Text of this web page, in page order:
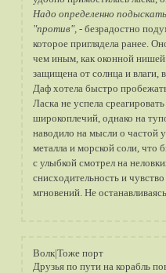
Надо определенно
"против", - безрадостно
которое приглядела ранее.
чем иным, как оконной
защищена от солнца и влаги,
Даф хотела быстро
Ласка не успела
широкоплечий, однако на
наводило на мысли о частой
металла и морской соли, что
с улыбкой смотрел на
снисходительность и
мгновений. Не
Волк|Тоже порт
Друзья по пути на корабль